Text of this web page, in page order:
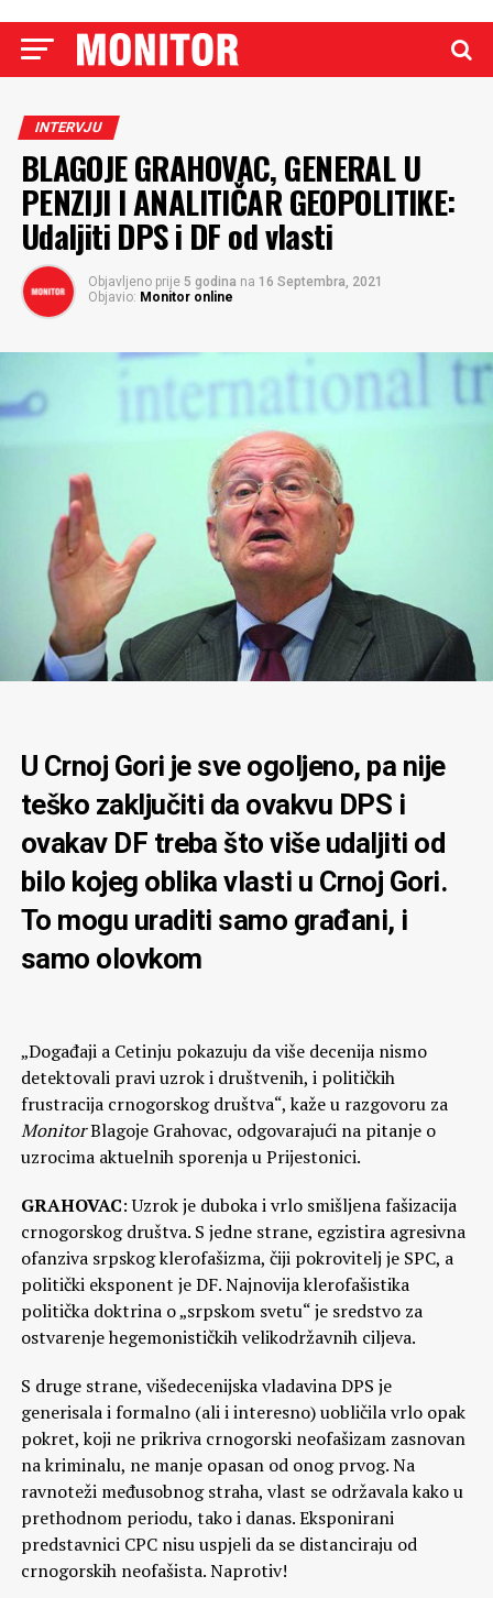
INTERVJU
BLAGOJE GRAHOVAC, GENERAL U
PENZIJI I ANALITIČAR GEOPOLITIKE:
Udaljiti DPS i DF od vlasti
Objavljeno prije 5 godina na 16 Septembra, 2021
Objavio: Monitor online
U Crnoj Gori je sve ogoljeno, pa nije
teško zaključiti da ovakvu DPS i
ovakav DF treba što više udaljiti od
bilo kojeg oblika vlasti u Crnoj Gori.
To mogu uraditi samo građani, i
samo olovkom
„Događaji a Cetinju pokazuju da više decenija nismo
detektovali pravi uzrok i društvenih, i političkih
frustracija crnogorskog društva“, kaže u razgovoru za
MonitorBlagoje Grahovac, odgovarajući na pitanje o
uzrocima aktuelnih sporenja u Prijestonici.
GRAHOVAC: Uzrok je duboka i vrlo smišljena fašizacija
crnogorskog društva. S jedne strane, egzistira agresivna
ofanziva srpskog klerofašizma, čiji pokrovitelj je SPC, a
politički eksponent je DF. Najnovija klerofašistika
politička doktrina o „srpskom svetu“ je sredstvo za
ostvarenje hegemonističkih velikodržavnih ciljeva.
S druge strane, višedecenijska vladavina DPS je
generisala i formalno (ali i interesno) uobličila vrlo opak
pokret, koji ne prikriva crnogorski neofašizam zasnovan
na kriminalu, ne manje opasan od onog prvog. Na
ravnoteži međusobnog straha, vlast se održavala kako u
prethodnom periodu, tako i danas. Eksponirani
predstavnici CPC nisu uspjeli da se distanciraju od
crnogorskih neofašista. Naprotiv!